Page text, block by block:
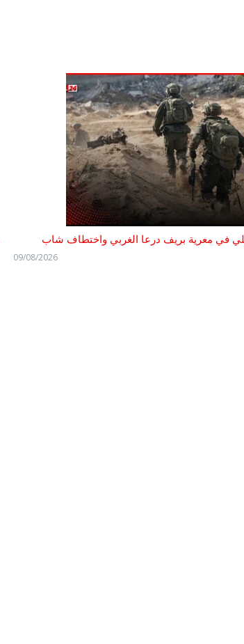
في معرية بريف درعا الغربي واختطاف شاب
09/08/2026